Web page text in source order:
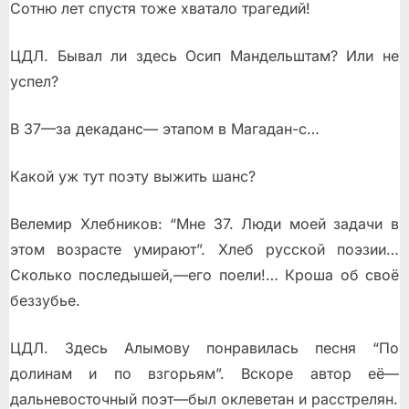
Сотню лет спустя тоже хватало трагедий!
ЦДЛ. Бывал ли здесь Осип Мандельштам? Или не
успел?
В 37—за декаданс— этапом в Магадан-с…
Какой уж тут поэту выжить шанс?
Велемир Хлебников: “Мне 37. Люди моей задачи в
этом возрасте умирают”. Хлеб русской поэзии…
Сколько последышей,—его поели!… Кроша об своё
беззубье.
ЦДЛ. Здесь Алымову понравилась песня “По
долинам и по взгорьям”. Вскоре автор её—
дальневосточный поэт—был оклеветан и расстрелян.